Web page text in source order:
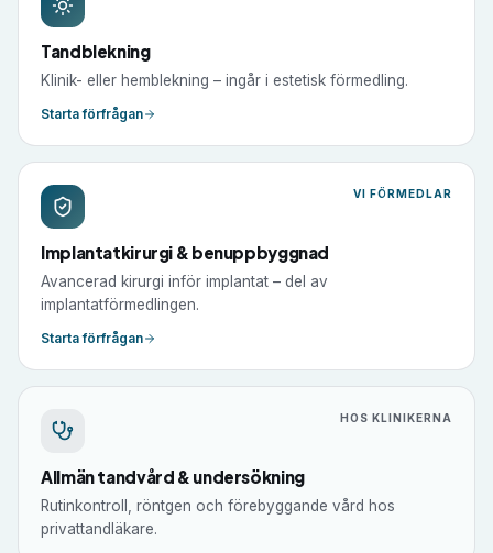
Tandblekning
Klinik- eller hemblekning – ingår i estetisk förmedling.
Starta förfrågan
VI FÖRMEDLAR
Implantatkirurgi & benuppbyggnad
Avancerad kirurgi inför implantat – del av
implantatförmedlingen.
Starta förfrågan
HOS KLINIKERNA
Allmän tandvård & undersökning
Rutinkontroll, röntgen och förebyggande vård hos
privattandläkare.